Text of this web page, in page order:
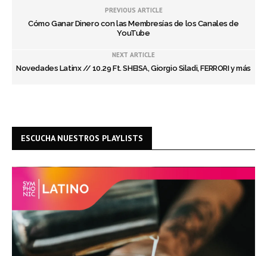
PREVIOUS ARTICLE
Cómo Ganar Dinero con las Membresías de los Canales de
YouTube
NEXT ARTICLE
Novedades Latinx // 10.29 Ft. SHEISA, Giorgio Siladi, FERRORI y más
ESCUCHA NUESTROS PLAYLISTS